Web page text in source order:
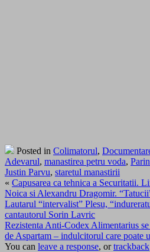
Posted in Colimatorul,
Adevarul, manastirea petru voda,
Justin Parvu, staretul manastirii
« Capusarea ca tehnica a Securitatii.
Noica si Alexandru Dragomir.
Lautarul “intervalist” Plesu,
cantautorul Sorin Lavric
Rezistenta Anti-Codex Alimentarius
de Aspartam – indulcitorul care poate
You can leave a response, ortrackback